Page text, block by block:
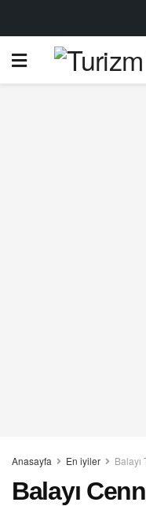
Anasayfa En iyiler Balayı
Balayı